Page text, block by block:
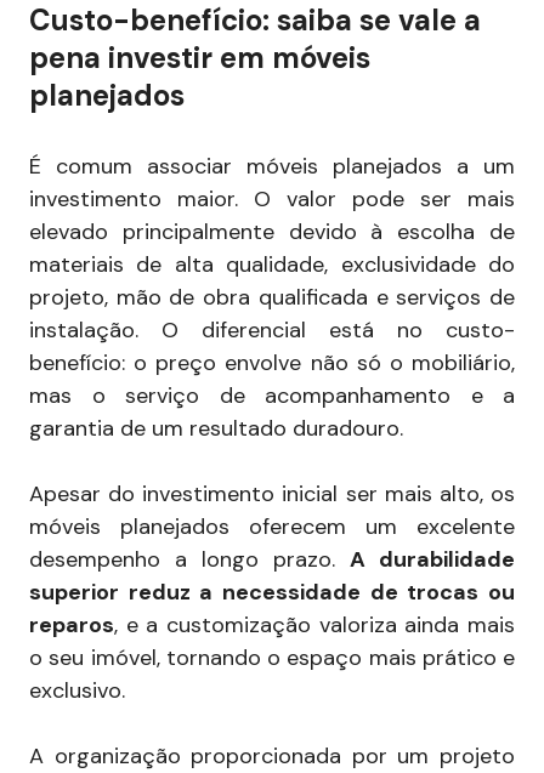
Custo-benefício: saiba se vale a
pena investir em móveis
planejados
É comum associar móveis planejados a um
investimento maior. O valor pode ser mais
elevado principalmente devido à escolha de
materiais de alta qualidade, exclusividade do
projeto, mão de obra qualificada e serviços de
instalação. O diferencial está no custo-
benefício: o preço envolve não só o mobiliário,
mas o serviço de acompanhamento e a
garantia de um resultado duradouro.
Apesar do investimento inicial ser mais alto, os
móveis planejados oferecem um excelente
desempenho a longo prazo. A durabilidade
superior reduz a necessidade de trocas ou
reparos, e a customização valoriza ainda mais
o seu imóvel, tornando o espaço mais prático e
exclusivo.
A organização proporcionada por um projeto